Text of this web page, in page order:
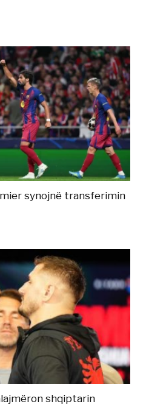
synojnë transferimin
shqiptarin